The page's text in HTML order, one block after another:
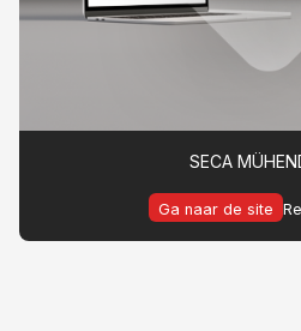
SECA
Ga naar de site